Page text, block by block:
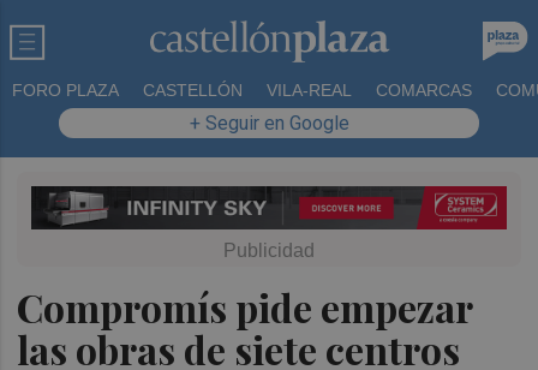
FORO PLAZA CASTELLÓN VILA-REAL COMARCAS
+ Seguir en Google
Compromís pide empezar
las obras de siete centros